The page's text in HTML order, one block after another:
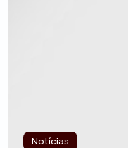
Notícias